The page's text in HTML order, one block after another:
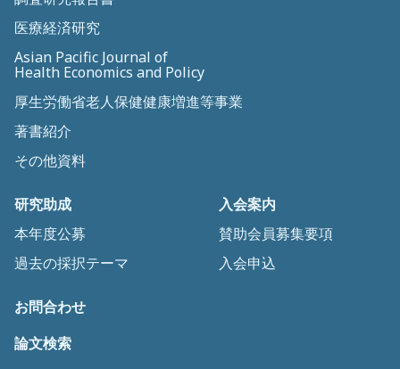
医療経済研究
Asian Pacific Journal of
Health Economics and Policy
厚生労働省老人保健健康増進等事業
著書紹介
その他資料
研究助成
本年度公募
過去の採択テーマ
入会案内
賛助会員募集要項
入会申込
お問合わせ
論文検索